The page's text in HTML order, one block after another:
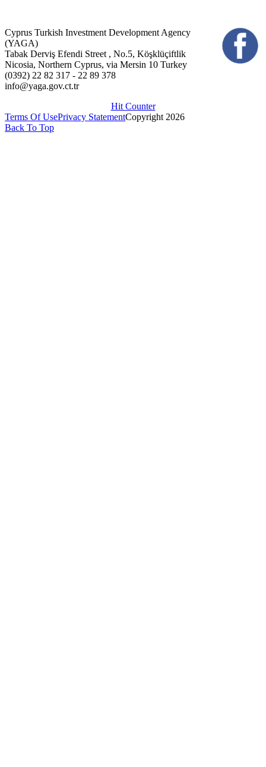
Cyprus Turkish Investment Development Agency
(YAGA)
Tabak Derviş Efendi Street , No.5, Köşklüçiftlik
Nicosia, Northern Cyprus, via Mersin 10 Turkey
(0392) 22 82 317 - 22 89 378
info@yaga.gov.ct.tr
Hit Counter
Terms Of UsePrivacy StatementCopyright 2026
Back To Top